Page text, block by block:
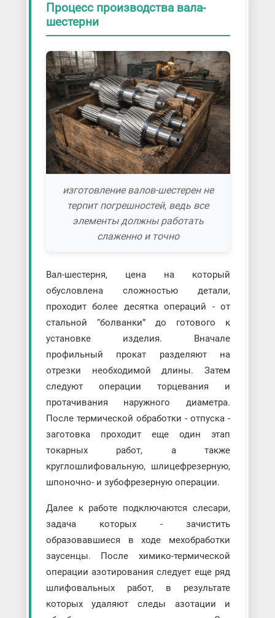
Процесс производства вала-
шестерни
изготовление валов-шестерен не
терпит погрешностей, ведь все
элементы должны работать
слаженно и точно
Вал-шестерня, цена на который
обусловлена сложностью детали,
проходит более десятка операций - от
стальной “болванки” до готового к
установке изделия. Вначале
профильный прокат разделяют на
отрезки необходимой длины. Затем
следуют операции торцевания и
протачивания наружного диаметра.
После термической обработки - отпуска -
заготовка проходит еще один этап
токарных работ, а также
круглошлифовальную, шлицефрезерную,
шпоночно- и зубофрезерную операции.
Далее к работе подключаются слесари,
задача которых - зачистить
образовавшиеся в ходе мехобработки
заусенцы. После химико-термической
операции азотирования следует еще ряд
шлифовальных работ, в результате
которых удаляют следы азотации и